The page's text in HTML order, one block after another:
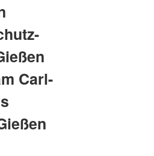
Carl-